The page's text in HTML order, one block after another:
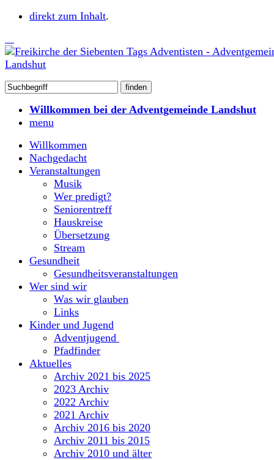
direkt zum Inhalt.
Willkommen bei der Adventgemeinde Landshut
menu
Willkommen
Nachgedacht
Veranstaltungen
Musik
Wer predigt?
Seniorentreff
Hauskreise
Übersetzung
Stream
Gesundheit
Gesundheitsveranstaltungen
Wer sind wir
Was wir glauben
Links
Kinder und Jugend
Adventjugend
Pfadfinder
Aktuelles
Archiv 2021 bis 2025
2023 Archiv
2022 Archiv
2021 Archiv
Archiv 2016 bis 2020
Archiv 2011 bis 2015
Archiv 2010 und älter